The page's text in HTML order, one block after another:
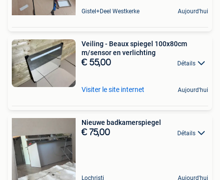
Gistel+Deel Westkerke Aujourd'hui
Veiling - Beaux spiegel 100x80cm
m/sensor en verlichting
€ 55,00 Détails
Visiter le site internet Aujourd'hui
Nieuwe badkamerspiegel
€ 75,00 Détails
Lochristi Aujourd'hui